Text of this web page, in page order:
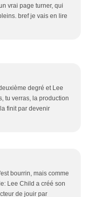
vrai page turner, qui
bref je vais en lire
degré et Lee
tu verras, la production
finit par devenir
bourrin, mais comme
Lee Child a créé son
de jouir par